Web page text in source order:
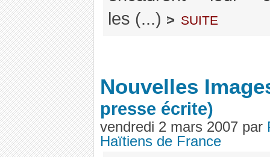
les (...) > suite
Nouvelles
presse écrite)
vendredi 2 mars 2007 par
Haïtiens de France